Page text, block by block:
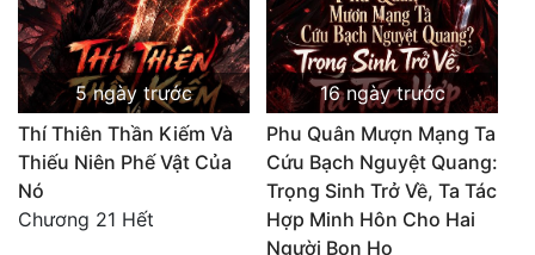
5 ngày trước
Thí Thiên Thần Kiếm Và
Thiếu Niên Phế Vật Của
Nó
Chương 21 Hết
16 ngày trước
Phu Quân Mượn Mạng Ta
Cứu Bạch Nguyệt Quang:
Trọng Sinh Trở Về, Ta Tác
Hợp Minh Hôn Cho Hai
Người Bọn Họ